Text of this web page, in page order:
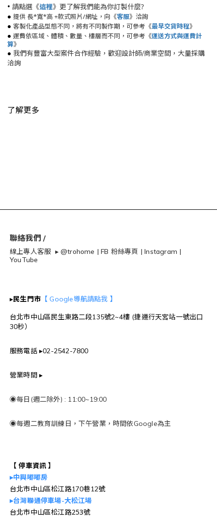
• 請點選《這裡》更了解我們能為你訂製什麼?
• 提供 長*寬*高 +款式照片/網址，向《客服》洽詢
• 客製化產品型態不同，將有不同製作期，可參考《最早交貨時程》
• 運費依區域、體積、數量、樓層而不同，可參考《運送方式與運費計
算》
• 我們有豐富大型案件合作經驗，歡迎設計師/商業空間，大量採購
洽詢
了解更多
聯絡我們 /
線上專人客服 ▸ @trohome | FB 粉絲專頁 | Instagram |
YouTube
▸民生門市 【 Google導航請點我 】
台北市中山區民生東路二段135號2~4樓 (捷運行天宮站一號出口
30秒）
服務電話 ▸02-2542-7800
營業時間 ▸
◉每日(週二除外) : 11:00~19:00
◉每週二教育訓練日，下午營業，時間依Google為主
【 停車資訊 】
▸中興嘟嘟房
台北市中山區松江路170巷12號
▸台灣聯通停車場-大松江場
台北市中山區松江路253號